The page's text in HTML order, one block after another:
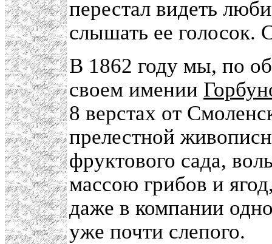
перестал видеть
слышать ее голосок.
В 1862 году мы, по
своем имении
8 верстах от
прелестной
фруктового сада,
массою грибов и
даже в компании
уже почти слепого.